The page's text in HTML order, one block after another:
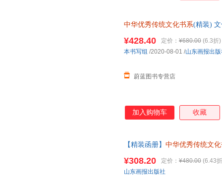
奏、讲究“休闲阅读”的当今社
装帧精良，结实耐用，细节彰
志学、吴泽浩、张仲亭、韦辛
中华优秀传统文化书系(精装)
¥428.40 定价： ¥680.00 (6.3折)
蔚蓝图书专营店
本书写组 /2020-08-01 /山东画报出
加入购物车 收藏
【精装函册】 中华优秀传统文
¥308.20 定价： ¥480.00 (6.43
山东画报出版社